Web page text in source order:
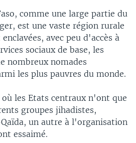
comme une large partie du
est une vaste région rurale
avec peu d'accès à
sociaux de base, les
nombreux nomades
les plus pauvres du monde.
les Etats centraux n'ont que
groupes jihadistes,
un autre à l'organisation
essaimé.